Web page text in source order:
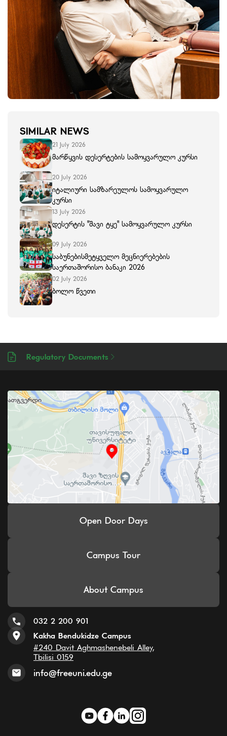
SIMILAR NEWS
21 July 2026
მარწყვის დესერტების სამოყვარულო კურსი
20 July 2026
იტალიური სამზარეულოს სამოყვარულო
კურსი
13 July 2026
დესერტის "შავი ტყე" სამოყვარულო კურსი
09 July 2026
საბუნებისმეტყველო მეცნიერებების
საერთაშორისო ბანაკი 2026
02 July 2026
ბოლო წვეთი
Regulatory Documents
Open Door Days
Campus Tour
About Campus
032 2 200 901
Kakha Bendukidze Campus
#240 Davit Aghmashenebeli Alley,
Tbilisi 0159
info@freeuni.edu.ge